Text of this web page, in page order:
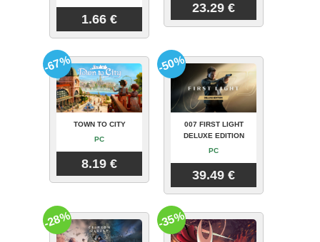
1.66 €
23.29 €
TOWN TO CITY
PC
8.19 €
-67%
007 FIRST LIGHT
DELUXE EDITION
PC
39.49 €
-50%
-28% -35%